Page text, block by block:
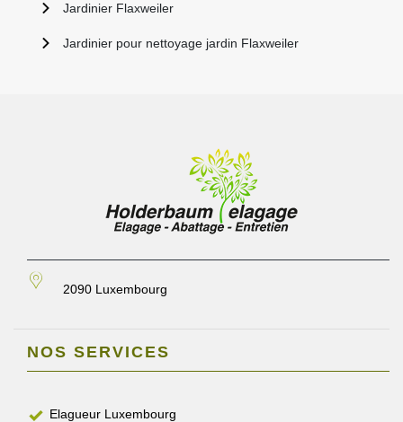
Jardinier Flaxweiler
Jardinier pour nettoyage jardin Flaxweiler
2090 Luxembourg
NOS SERVICES
Elagueur Luxembourg